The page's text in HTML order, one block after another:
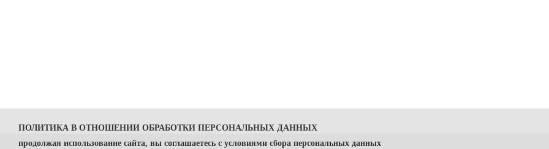
ПОЛИТИКА В ОТНОШЕНИИ ОБРАБОТКИ ПЕРСОНАЛЬНЫХ ДАННЫХ
продолжая использование сайта, вы соглашаетесь с условиями сбора персональных данных